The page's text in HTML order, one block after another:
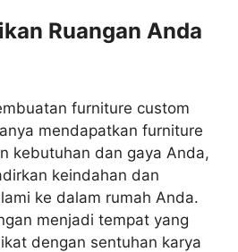
Ruangan Anda
furniture custom
mendapatkan furniture
kebutuhan dan gaya Anda,
keindahan dan
ke dalam rumah Anda.
menjadi tempat yang
dengan sentuhan karya